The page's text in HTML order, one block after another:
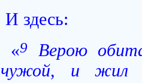
И здесь:
«9
Верою
чужой, и жил